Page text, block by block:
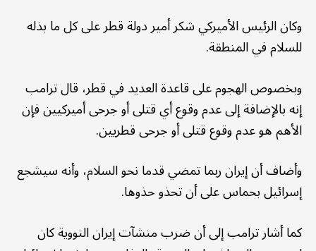
وكان الرئيس الأميركي شكر أمير دولة قطر على كل ما بذله
للسلام في المنطقة.
وبخصوص الهجوم على قاعدة العديد في قطر، قال ترامب
إنه بالإضافة إلى عدم وقوع أي قتلى أو جرحى أميركيين فإن
الأهم هو عدم وقوع قتلى أو جرحى قطريين.
وأضاف أن إيران ربما تمضي قدما نحو السلام، وأنه سيشجع
إسرائيل بحماس على أن تحذو حذوها.
كما أشار ترامب إلى أن ضرب منشآت إيران النووية كان